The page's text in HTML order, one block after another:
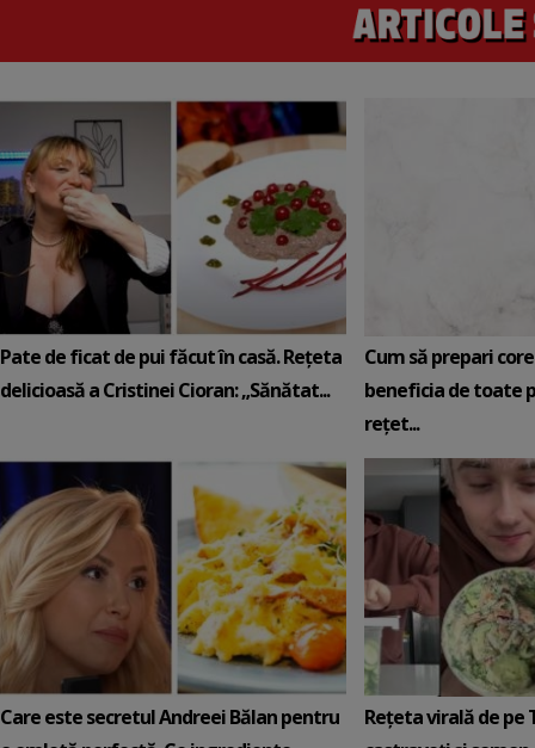
Pate de ficat de pui făcut în casă. Rețeta
delicioasă a Cristinei Cioran: „Sănătat...
Cum să prepari
beneficia de toate
rețet...
Care este secretul Andreei Bălan pentru
Rețeta virală de pe